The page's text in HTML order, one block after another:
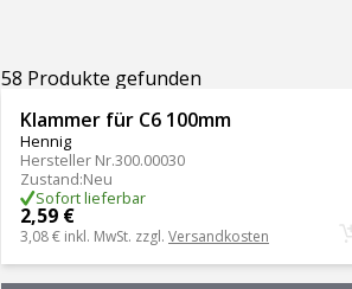
58 Produkte gefunden
Klammer für C6 100mm
Hennig
Hersteller Nr.300.00030
Zustand:Neu
Sofort lieferbar
2,59 €
3,08 € inkl. MwSt. zzgl. Versandkosten